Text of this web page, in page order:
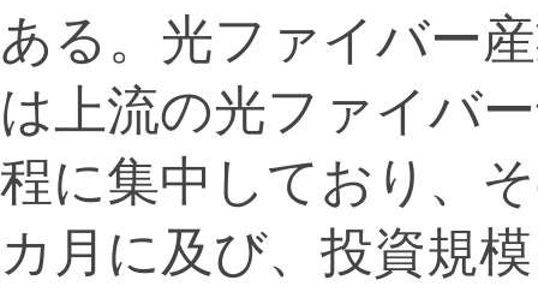
ある。光ファイバー
は上流の光ファイバ
程に集中しており、
カ月に及び、投資規